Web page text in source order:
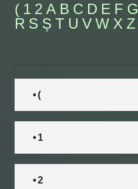
( 1 2 A B C D E F G
R S Ș T U V W X Z
• (
• 1
• 2